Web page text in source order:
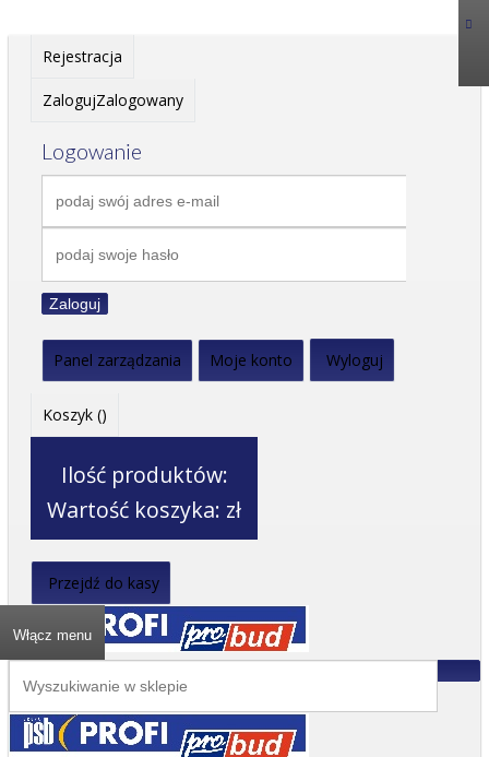
Rejestracja
ZalogujZalogowany
Logowanie
Zaloguj
Panel zarządzania Moje konto Wyloguj
Koszyk ()
Ilość produktów:
Wartość koszyka: zł
Przejdź do kasy
Włącz menu